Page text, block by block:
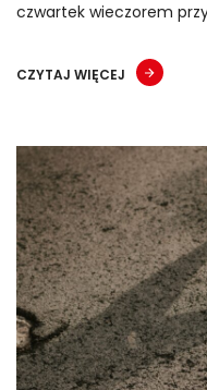
czwartek wieczorem
CZYTAJ WIĘCEJ